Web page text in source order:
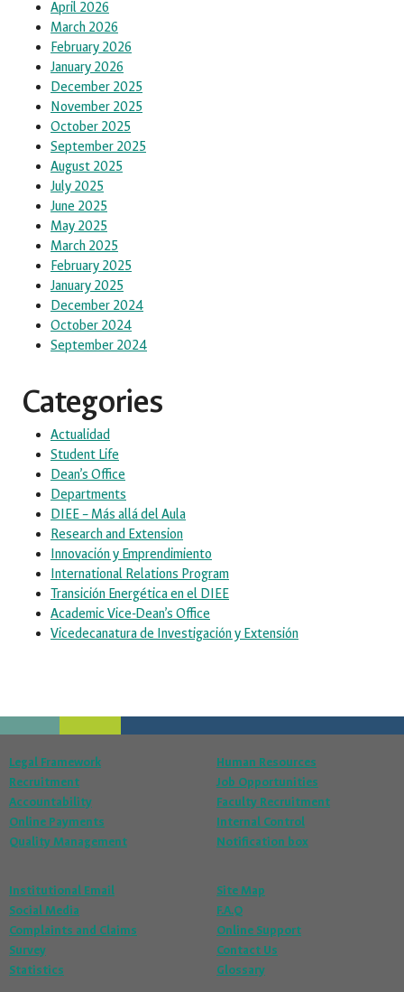
April 2026
March 2026
February 2026
January 2026
December 2025
November 2025
October 2025
September 2025
August 2025
July 2025
June 2025
May 2025
March 2025
February 2025
January 2025
December 2024
October 2024
September 2024
Categories
Actualidad
Student Life
Dean’s Office
Departments
DIEE – Más allá del Aula
Research and Extension
Innovación y Emprendimiento
International Relations Program
Transición Energética en el DIEE
Academic Vice-Dean’s Office
Vicedecanatura de Investigación y Extensión
Legal Framework
Recruitment
Accountability
Online Payments
Quality Management
Human Resources
Job Opportunities
Faculty Recruitment
Internal Control
Notification box
Institutional Email
Social Media
Complaints and Claims
Survey
Statistics
Site Map
F.A.Q
Online Support
Contact Us
Glossary